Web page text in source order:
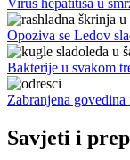
Opoziva se Ledov
Bakterije u svakom
Zabranjena
Savjeti i